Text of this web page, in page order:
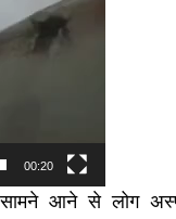
00:20
सामने आने से लोग